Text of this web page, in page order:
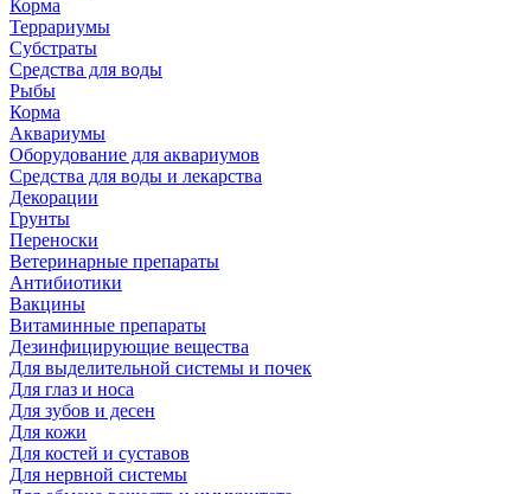
Корма
Террариумы
Субстраты
Средства для воды
Рыбы
Корма
Аквариумы
Оборудование для аквариумов
Средства для воды и лекарства
Декорации
Грунты
Переноски
Ветеринарные препараты
Антибиотики
Вакцины
Витаминные препараты
Дезинфицирующие вещества
Для выделительной системы и почек
Для глаз и носа
Для зубов и десен
Для кожи
Для костей и суставов
Для нервной системы